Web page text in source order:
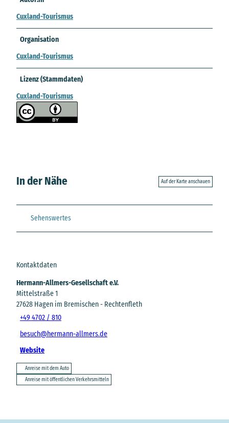
Cuxland-Tourismus
Organisation
Cuxland-Tourismus
Lizenz (Stammdaten)
Cuxland-Tourismus
In der Nähe Auf der Karte anschauen
Sehenswertes
Kontaktdaten
Hermann-Allmers-Gesellschaft e.V.
Mittelstraße 1
27628 Hagen im Bremischen- Rechtenfleth
+49 4702 / 810
besuch@hermann-allmers.de
Website
Anreise mit dem Auto
Anreise mit öffentlichen Verkehrsmitteln